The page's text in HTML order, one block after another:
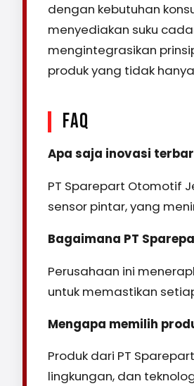
dengan kebutuhan
menyediakan suku
mengintegrasikan
produk yang tidak
FAQ
Apa saja inovasi
PT Sparepart Otomotif
sensor pintar, yang
Bagaimana PT
Perusahaan ini
untuk memastikan
Mengapa memilih
Produk dari PT
lingkungan, dan